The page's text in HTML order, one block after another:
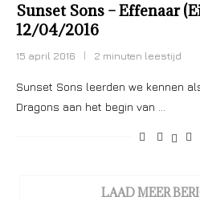
Sunset Sons – Effenaar
12/04/2016
15 april 2016 2 minuten leestijd
Sunset Sons leerden we kennen
Dragons aan het begin van …
LAAD MEER